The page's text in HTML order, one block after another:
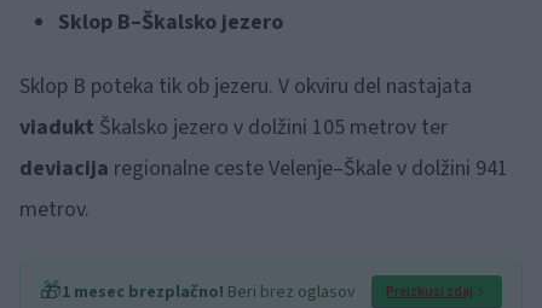
Sklop B–Škalsko jezero
Sklop B poteka tik ob jezeru. V okviru del nastajata
viadukt Škalsko jezero v dolžini 105 metrov ter
deviacija regionalne ceste Velenje–Škale v dolžini 941
metrov.
🎁1 mesec brezplačno! Beri brez oglasov Preizkusi zdaj